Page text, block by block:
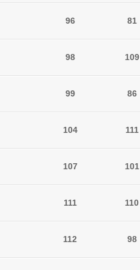
96 81
98 109
99 86
104 111
107 101
111 110
112 98